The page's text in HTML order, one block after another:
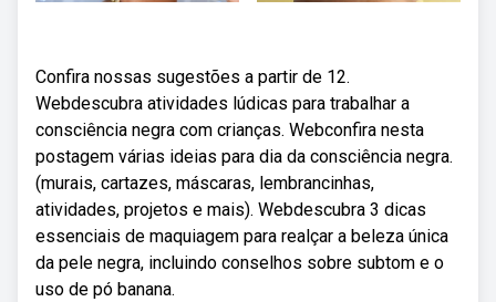
Confira nossas sugestões a partir de 12.
Webdescubra atividades lúdicas para trabalhar a
consciência negra com crianças. Webconfira nesta
postagem várias ideias para dia da consciência negra.
(murais, cartazes, máscaras, lembrancinhas,
atividades, projetos e mais). Webdescubra 3 dicas
essenciais de maquiagem para realçar a beleza única
da pele negra, incluindo conselhos sobre subtom e o
uso de pó banana.